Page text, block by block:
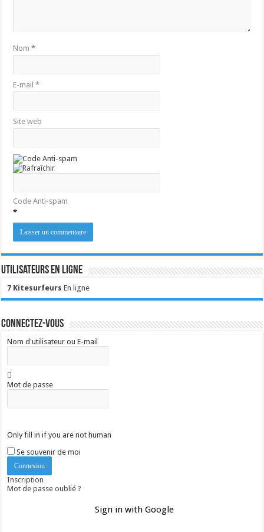
Nom*
E-mail*
Site web
Code Anti-spam
*
Utilisateurs en ligne
7 Kitesurfeurs En ligne
Connectez-vous
Nom d'utilisateur ou E-mail
Mot de passe
Only fill in if you are not human
Se souvenir de moi
Inscription
Mot de passe oublié ?
Sign in with Google